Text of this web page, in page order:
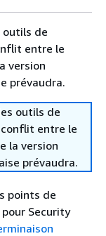
de
entre le
version
prévaudra.
outils de
entre le
la version
prévaudra.
points de
Security